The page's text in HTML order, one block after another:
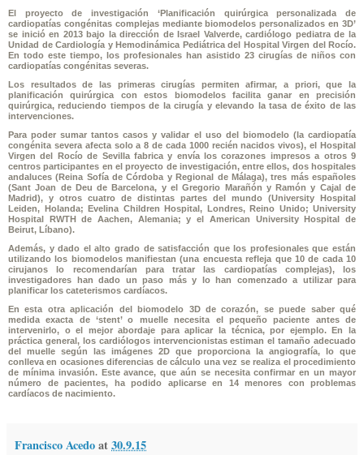
El proyecto de investigación ‘Planificación quirúrgica personalizada de
cardiopatías congénitas complejas mediante biomodelos personalizados en 3D’
se inició en 2013 bajo la dirección de Israel Valverde, cardiólogo pediatra de la
Unidad de Cardiología y Hemodinámica Pediátrica del Hospital Virgen del Rocío.
En todo este tiempo, los profesionales han asistido 23 cirugías de niños con
cardiopatías congénitas severas.
Los resultados de las primeras cirugías permiten afirmar, a priori, que la
planificación quirúrgica con estos biomodelos facilita ganar en precisión
quirúrgica, reduciendo tiempos de la cirugía y elevando la tasa de éxito de las
intervenciones.
Para poder sumar tantos casos y validar el uso del biomodelo (la cardiopatía
congénita severa afecta solo a 8 de cada 1000 recién nacidos vivos), el Hospital
Virgen del Rocío de Sevilla fabrica y envía los corazones impresos a otros 9
centros participantes en el proyecto de investigación, entre ellos, dos hospitales
andaluces (Reina Sofía de Córdoba y Regional de Málaga), tres más españoles
(Sant Joan de Deu de Barcelona, y el Gregorio Marañón y Ramón y Cajal de
Madrid), y otros cuatro de distintas partes del mundo (University Hospital
Leiden, Holanda; Evelina Children Hospital, Londres, Reino Unido; University
Hospital RWTH de Aachen, Alemania; y el American University Hospital de
Beirut, Líbano).
Además, y dado el alto grado de satisfacción que los profesionales que están
utilizando los biomodelos manifiestan (una encuesta refleja que 10 de cada 10
cirujanos lo recomendarían para tratar las cardiopatías complejas), los
investigadores han dado un paso más y lo han comenzado a utilizar para
planificar los cateterismos cardíacos.
En esta otra aplicación del biomodelo 3D de corazón, se puede saber qué
medida exacta de ‘stent’ o muelle necesita el pequeño paciente antes de
intervenirlo, o el mejor abordaje para aplicar la técnica, por ejemplo. En la
práctica general, los cardiólogos intervencionistas estiman el tamaño adecuado
del muelle según las imágenes 2D que proporciona la angiografía, lo que
conlleva en ocasiones diferencias de cálculo una vez se realiza el procedimiento
de mínima invasión. Este avance, que aún se necesita confirmar en un mayor
número de pacientes, ha podido aplicarse en 14 menores con problemas
cardíacos de nacimiento.
Francisco Acedoat30.9.15